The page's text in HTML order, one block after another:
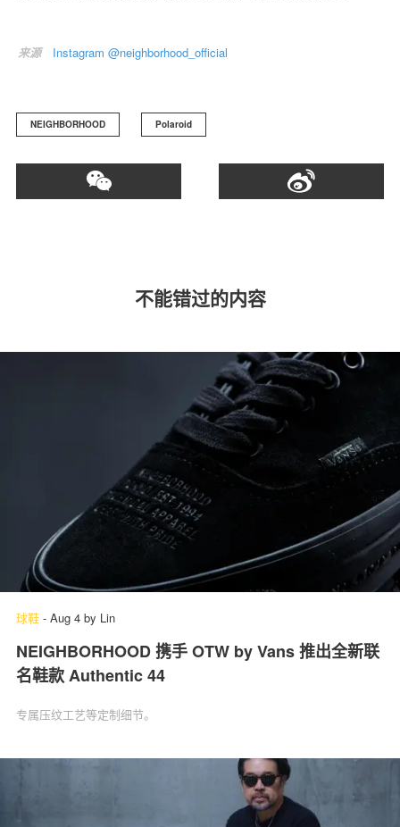
关于我们 联系我们
来源 Instagram @neighborhood_official
NEIGHBORHOOD Polaroid
不能错过的内容
球鞋 - Aug 4 by Lin
NEIGHBORHOOD 携手 OTW by Vans 推出全新联
名鞋款 Authentic 44
专属压纹工艺等定制细节。